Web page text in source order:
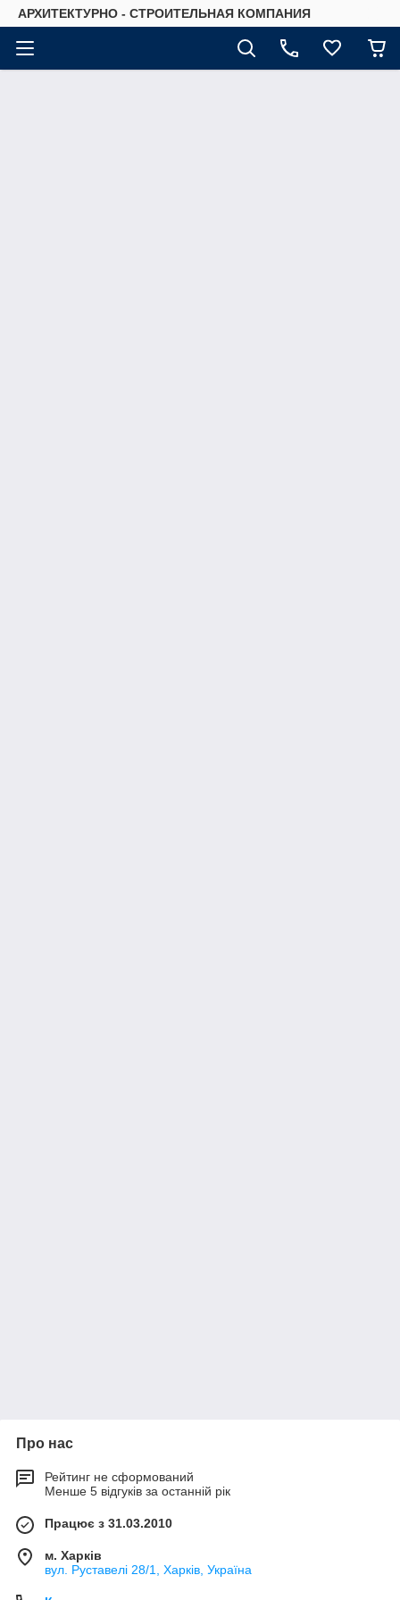
АРХИТЕКТУРНО - СТРОИТЕЛЬНАЯ КОМПАНИЯ
Про нас
Рейтинг не сформований
Менше 5 відгуків за останній рік
Працює з 31.03.2010
м. Харків
вул. Руставелі 28/1, Харків, Україна